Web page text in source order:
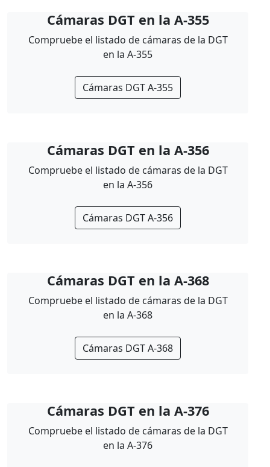
Cámaras DGT en la A-355
Compruebe el listado de cámaras de la DGT
en la A-355
Cámaras DGT A-355
Cámaras DGT en la A-356
Compruebe el listado de cámaras de la DGT
en la A-356
Cámaras DGT A-356
Cámaras DGT en la A-368
Compruebe el listado de cámaras de la DGT
en la A-368
Cámaras DGT A-368
Cámaras DGT en la A-376
Compruebe el listado de cámaras de la DGT
en la A-376